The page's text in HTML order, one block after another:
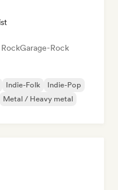
Garage-Rock
Indie-Folk
Indie-Pop
Metal / Heavy metal